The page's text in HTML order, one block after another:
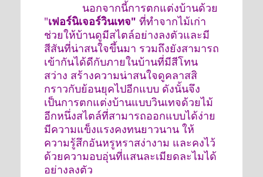
นอกจากนี้การตกแต่งบ้านด้วย
"เฟอร์นิเจอร์วินเทจ" ที่ทำจากไม้เก่า
ช่วยให้บ้านดูมีสไตล์อย่างลงตัวและมี
สีสันที่น่าสนใจขึ้นมา รวมถึงยังสามารถ
เข้ากันได้ดีกับภายในบ้านที่มีสีโทน
สว่าง สร้างความน่าสนใจดูคลาสสิ
กราวกับย้อนยุคไปอีกแบบ ดังนั้นจึง
เป็นการตกแต่งบ้านแบบวินเทจด้วยไม้
อีกหนึ่งสไตล์ที่สามารถออกแบบได้ง่าย
มีความแข็งแรงคงทนยาวนาน ให้
ความรู้สึกอันหรูหราสง่างาม และคงไว้
ด้วยความอบอุ่นที่แสนละเมียดละไมได้
อย่างลงตัว